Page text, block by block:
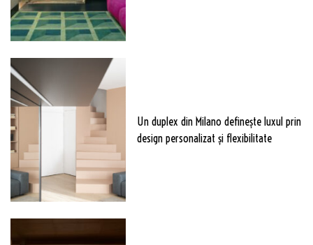
Un duplex din Milano definește luxul prin
design personalizat și flexibilitate